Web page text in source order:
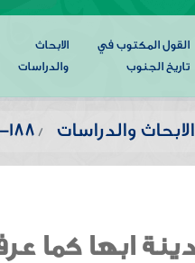
القول المكتوب في
تاريخ الجنوب
الابحاث
والدراسات
الابحاث والدراسات 188-مدينة ابها كما عرفتها و عشت فيها